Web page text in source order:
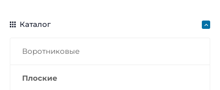
Каталог
Воротниковые
Плоские